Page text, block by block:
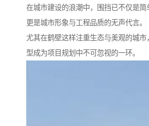
在城市建设的浪潮中，围挡已不仅是简
更是城市形象与工程品质的无声代言。
尤其在鹤壁这样注重生态与美观的城市
型成为项目规划中不可忽视的一环。